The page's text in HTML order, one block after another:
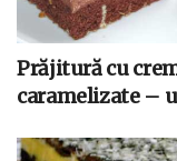
Prăjitură cu
caramelizate –